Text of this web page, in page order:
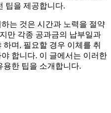
팁을 제공합니다.
는 것은 시간과 노력을 절약
만 각종 공과금의 납부일과
며, 필요할 경우 이체를 취
합니다. 이 글에서는 이러한
용한 팁을 소개합니다.